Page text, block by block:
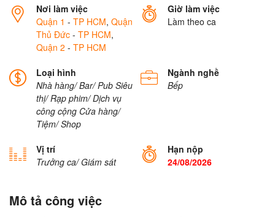
Nơi làm việc
Quận 1 - TP HCM, Quận
Thủ Đức - TP HCM,
Quận 2 - TP HCM
Giờ làm việc
Làm theo ca
Loại hình
Nhà hàng/ Bar/ Pub Siêu
thị/ Rạp phim/ Dịch vụ
công cộng Cửa hàng/
Tiệm/ Shop
Ngành nghề
Bếp
Vị trí
Trưởng ca/ Giám sát
Hạn nộp
24/08/2026
Mô tả công việc